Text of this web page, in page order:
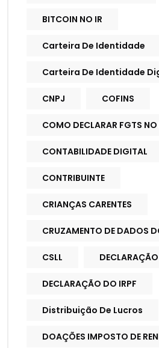
BITCOIN NO IR
Carteira De Identidade
Carteira De Identidade
CNPJ COFINS
COMO DECLARAR FGTS NO
CONTABILIDADE DIGITAL
CONTRIBUINTE
CRIANÇAS CARENTES
CRUZAMENTO DE DADOS
CSLL
DECLARAÇÃO DO IRPF
Distribuição De Lucros
DOAÇÕES IMPOSTO DE